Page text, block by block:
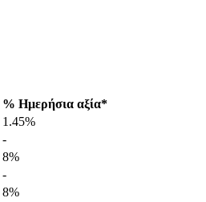
% Ημερήσια αξία*
1.45%
-
8%
-
8%